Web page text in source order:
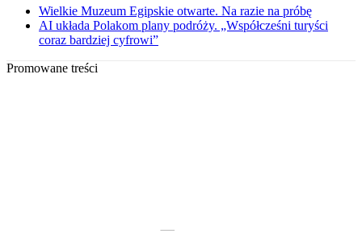
Wielkie Muzeum Egipskie otwarte. Na razie na próbę
AI układa Polakom plany podróży. „Współcześni turyści
coraz bardziej cyfrowi”
Promowane treści